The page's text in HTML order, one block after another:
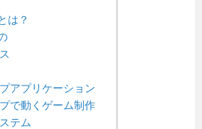
は？
アプリケーション
で動くゲーム制作
テム